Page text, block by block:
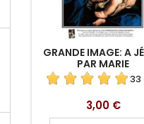
GRANDE IMAGE: A
PAR MARIE
33
Prix
3,00 €